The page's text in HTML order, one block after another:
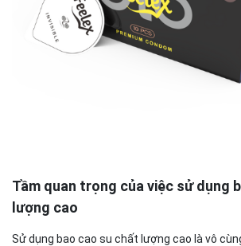
Tầm quan trọng của việc sử dụng
lượng cao
Sử dụng bao cao su chất lượng cao là vô